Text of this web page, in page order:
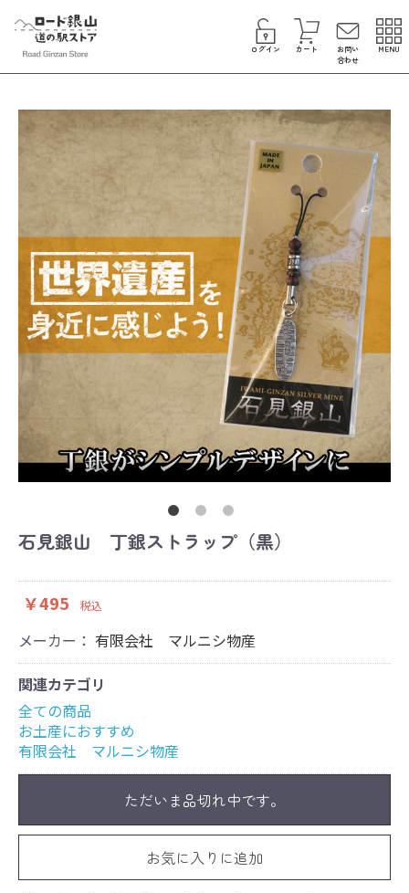
ログイン カート
お問い
合わせ
MENU
石見銀山 丁銀ストラップ（黒）
￥495 税込
メーカー： 有限会社 マルニシ物産
関連カテゴリ
全ての商品
お土産におすすめ
有限会社 マルニシ物産
ただいま品切れ中です。
お気に入りに追加